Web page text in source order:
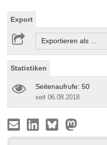
Export
Exportieren als ...
Statistiken
Seitenaufrufe: 50
seit 06.08.2018